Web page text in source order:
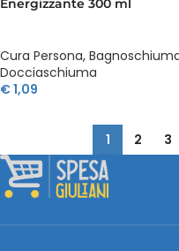
Energizzante 300 ml
Cura Persona,
Docciaschiuma
€1,09
1 2 3